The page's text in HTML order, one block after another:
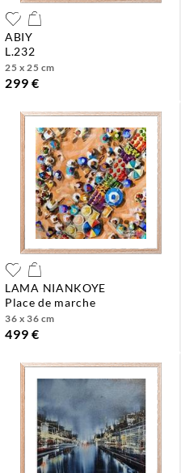
ABIY
l.232
25 x 25 cm
299 €
LAMA NIANKOYE
place de marche
36 x 36 cm
499 €